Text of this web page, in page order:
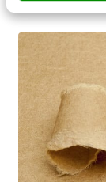
Florian